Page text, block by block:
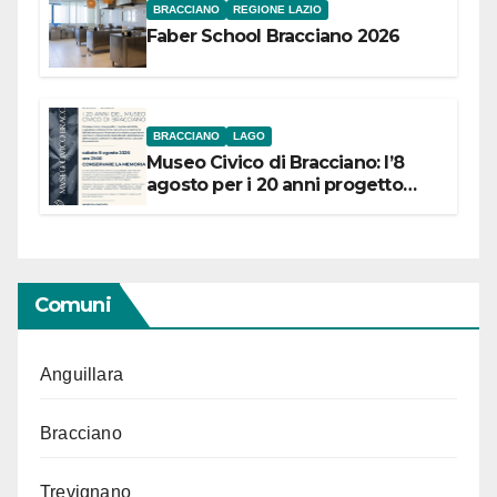
BRACCIANO REGIONE LAZIO
Faber School Bracciano 2026
BRACCIANO LAGO
Museo Civico di Bracciano: l’8
agosto per i 20 anni progetto
Comuni
Anguillara
Bracciano
Trevignano